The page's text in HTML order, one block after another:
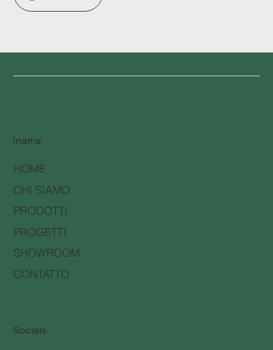
Inama
HOME
CHI SIAMO
PRODOTTI
PROGETTI
SHOWROOM
CONTATTO
Socials